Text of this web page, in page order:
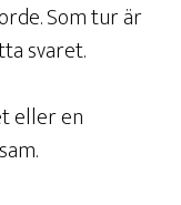
Som tur är
svaret.
eller en